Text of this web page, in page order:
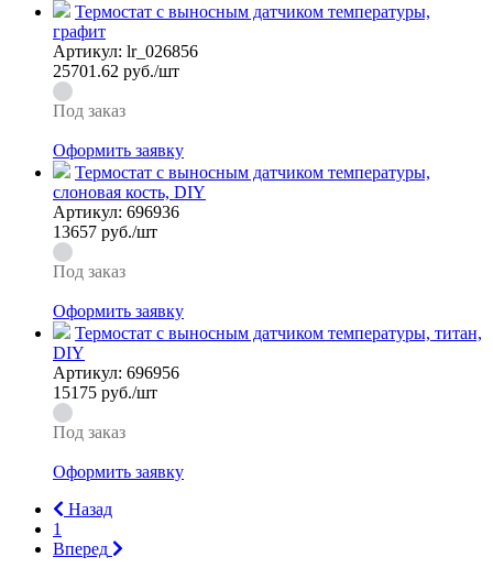
Термостат с выносным датчиком температуры,
графит
Артикул: lr_026856
25701.62 руб./шт
Под заказ
Оформить заявку
Термостат с выносным датчиком температуры,
слоновая кость, DIY
Артикул: 696936
13657 руб./шт
Под заказ
Оформить заявку
Термостат с выносным датчиком температуры, титан,
DIY
Артикул: 696956
15175 руб./шт
Под заказ
Оформить заявку
Назад
1
Вперед